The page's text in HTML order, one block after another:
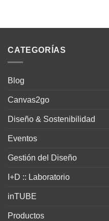
CATEGORÍAS
Blog
Canvas2go
Diseño & Sostenibilidad
Eventos
Gestión del Diseño
I+D :: Laboratorio
inTUBE
Productos